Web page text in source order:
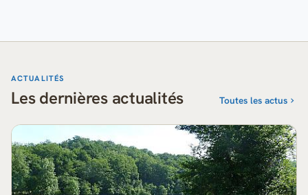
ACTUALITÉS
Les dernières actualités Toutes les actus